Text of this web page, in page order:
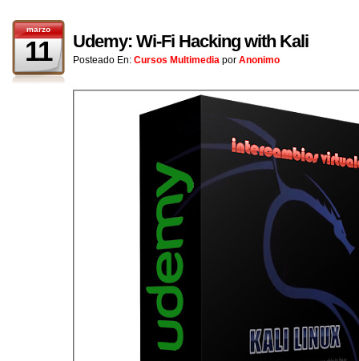
marzo
11 Udemy: Wi-Fi Hacking with Kali
Posteado En: Cursos Multimedia por Anonimo